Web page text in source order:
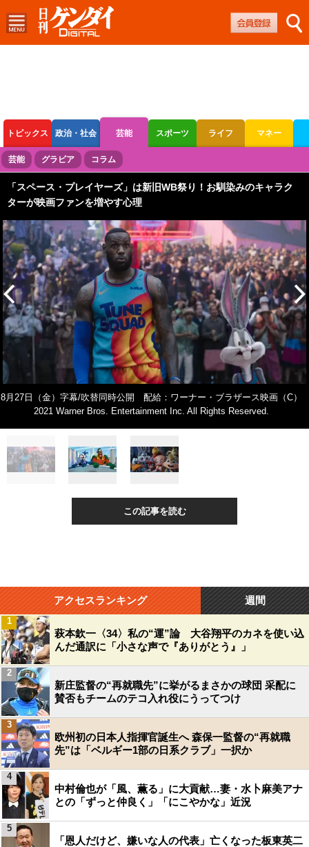
トピックス 政治・社会 芸能 スポーツ ライフ マネー
ボートレース 競輪 オートレース
芸能 グラビア コラム
「スペース・プレイヤーズ」は新旧WB祭り！お馴染みのキャラク
ターが映画ファンを増やす心理
8月27日（金）字幕/吹替同時公開 配給：ワーナー・ブラザース映画（C）
2021 Warner Bros. Entertainment Inc. All Rights Reserved.
この記事を読む
アクセスランキング 週間
萩本欽一〈34〉私の“運”論 大谷翔平のカネを使い込
んだ通訳に「小さな声で『ありがとう』」
1
新庄監督の“再就職先”に挙がるまさかの球団 采配に
賛否もチームのテコ入れ役にうってつけ
2
欧州初の日本人指揮官誕生へ 森保一監督の“再就職
先”は「ベルギー1部の日系クラブ」一択か
3
中村倫也が「風、薫る」に大貢献…妻・水卜麻美アナ
との「ずっと仲良く」「にこやかな」近況
4
「恩人だけど、嫌いな人の代表」亡くなった板東英二
5